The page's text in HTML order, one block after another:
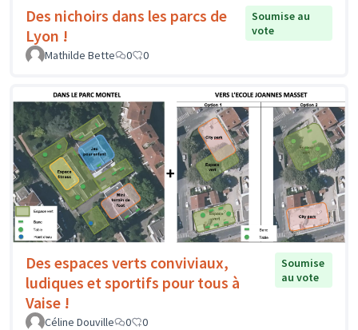
Des nichoirs dans les parcs de
Lyon !
Soumise au
vote
Mathilde Bette
0 0
Des espaces verts conviviaux,
ludiques et sportifs pour tous à
Vaise !
Soumise
au vote
Céline Douville 0 0